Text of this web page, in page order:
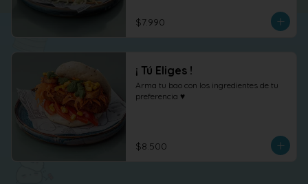
cilantro fresco.
$7.990
¡ Tú Eliges !
Arma tu bao con los ingredientes de tu
preferencia ♥
$8.500